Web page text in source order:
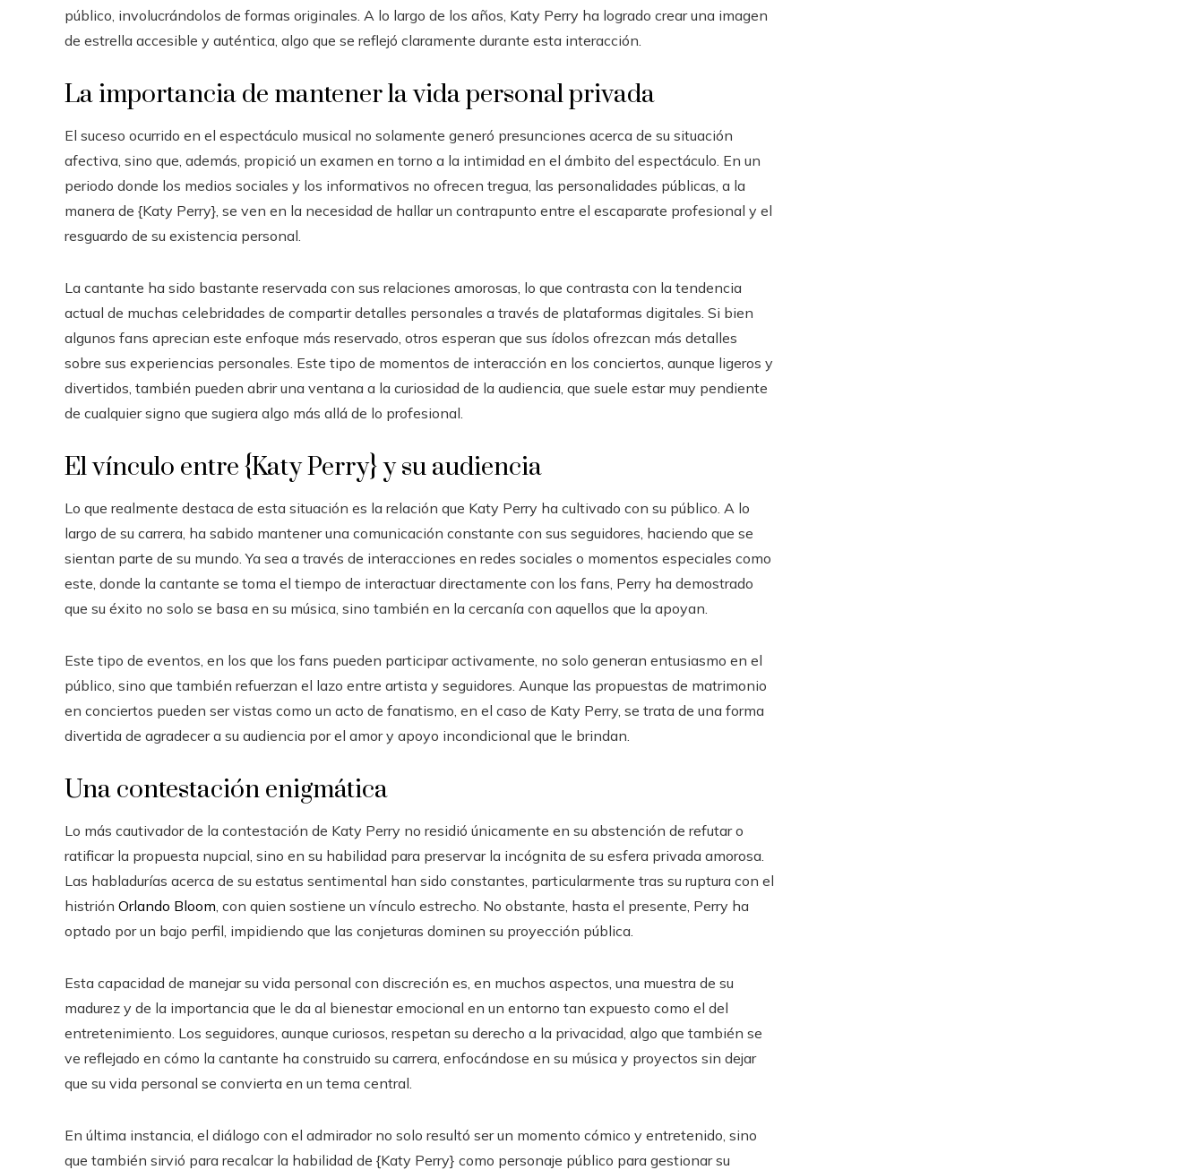
público, involucrándolos de formas originales. A lo largo de los años, Katy Perry ha logrado crear una imagen
de estrella accesible y auténtica, algo que se reflejó claramente durante esta interacción.
La importancia de mantener la vida personal privada
El suceso ocurrido en el espectáculo musical no solamente generó presunciones acerca de su situación
afectiva, sino que, además, propició un examen en torno a la intimidad en el ámbito del espectáculo. En un
periodo donde los medios sociales y los informativos no ofrecen tregua, las personalidades públicas, a la
manera de {Katy Perry}, se ven en la necesidad de hallar un contrapunto entre el escaparate profesional y el
resguardo de su existencia personal.
La cantante ha sido bastante reservada con sus relaciones amorosas, lo que contrasta con la tendencia
actual de muchas celebridades de compartir detalles personales a través de plataformas digitales. Si bien
algunos fans aprecian este enfoque más reservado, otros esperan que sus ídolos ofrezcan más detalles
sobre sus experiencias personales. Este tipo de momentos de interacción en los conciertos, aunque ligeros y
divertidos, también pueden abrir una ventana a la curiosidad de la audiencia, que suele estar muy pendiente
de cualquier signo que sugiera algo más allá de lo profesional.
El vínculo entre {Katy Perry} y su audiencia
Lo que realmente destaca de esta situación es la relación que Katy Perry ha cultivado con su público. A lo
largo de su carrera, ha sabido mantener una comunicación constante con sus seguidores, haciendo que se
sientan parte de su mundo. Ya sea a través de interacciones en redes sociales o momentos especiales como
este, donde la cantante se toma el tiempo de interactuar directamente con los fans, Perry ha demostrado
que su éxito no solo se basa en su música, sino también en la cercanía con aquellos que la apoyan.
Este tipo de eventos, en los que los fans pueden participar activamente, no solo generan entusiasmo en el
público, sino que también refuerzan el lazo entre artista y seguidores. Aunque las propuestas de matrimonio
en conciertos pueden ser vistas como un acto de fanatismo, en el caso de Katy Perry, se trata de una forma
divertida de agradecer a su audiencia por el amor y apoyo incondicional que le brindan.
Una contestación enigmática
Lo más cautivador de la contestación de Katy Perry no residió únicamente en su abstención de refutar o
ratificar la propuesta nupcial, sino en su habilidad para preservar la incógnita de su esfera privada amorosa.
Las habladurías acerca de su estatus sentimental han sido constantes, particularmente tras su ruptura con el
histrión Orlando Bloom, con quien sostiene un vínculo estrecho. No obstante, hasta el presente, Perry ha
optado por un bajo perfil, impidiendo que las conjeturas dominen su proyección pública.
Esta capacidad de manejar su vida personal con discreción es, en muchos aspectos, una muestra de su
madurez y de la importancia que le da al bienestar emocional en un entorno tan expuesto como el del
entretenimiento. Los seguidores, aunque curiosos, respetan su derecho a la privacidad, algo que también se
ve reflejado en cómo la cantante ha construido su carrera, enfocándose en su música y proyectos sin dejar
que su vida personal se convierta en un tema central.
En última instancia, el diálogo con el admirador no solo resultó ser un momento cómico y entretenido, sino
que también sirvió para recalcar la habilidad de {Katy Perry} como personaje público para gestionar su